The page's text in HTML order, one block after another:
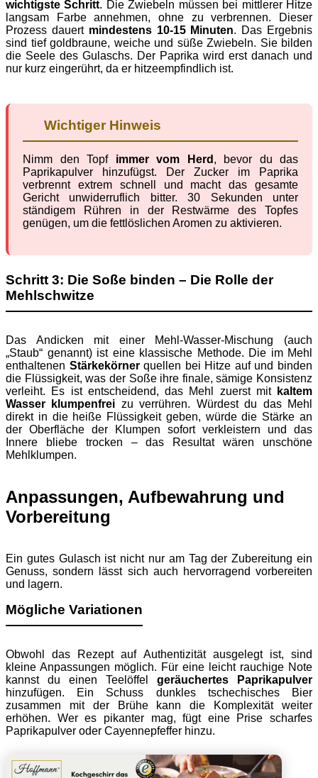
wichtigste Schritt. Die Zwiebeln müssen bei mittlerer Hitze
langsam Farbe annehmen, ohne zu verbrennen. Dieser
Prozess dauert mindestens 10-15 Minuten. Das Ergebnis
sind tief goldbraune, weiche und süße Zwiebeln. Sie bilden
die Seele des Gulaschs. Der Paprika wird erst danach und
nur kurz eingerührt, da er hitzeempfindlich ist.
Wichtiger Hinweis
Nimm den Topf immer vom Herd , bevor du das
Paprikapulver hinzufügst. Der Zucker im Paprika
verbrennt extrem schnell und macht das gesamte
Gericht unwiderruflich bitter. 30 Sekunden unter
ständigem Rühren in der Restwärme des Topfes
genügen, um die fettlöslichen Aromen zu aktivieren.
Schritt 3: Die Soße binden – Die Rolle der
Mehlschwitze
Das Andicken mit einer Mehl-Wasser-Mischung (auch
„Staub“ genannt) ist eine klassische Methode. Die im Mehl
enthaltenen Stärkekörnerquellen bei Hitze auf und binden
die Flüssigkeit, was der Soße ihre finale, sämige Konsistenz
verleiht. Es ist entscheidend, das Mehl zuerst mit kaltem
Wasser klumpenfrei zu verrühren. Würdest du das Mehl
direkt in die heiße Flüssigkeit geben, würde die Stärke an
der Oberfläche der Klumpen sofort verkleistern und das
Innere bliebe trocken – das Resultat wären unschöne
Mehlklumpen.
Anpassungen, Aufbewahrung und
Vorbereitung
Ein gutes Gulasch ist nicht nur am Tag der Zubereitung ein
Genuss, sondern lässt sich auch hervorragend vorbereiten
und lagern.
Mögliche Variationen
Obwohl das Rezept auf Authentizität ausgelegt ist, sind
kleine Anpassungen möglich. Für eine leicht rauchige Note
kannst du einen Teelöffel geräuchertes Paprikapulver
hinzufügen. Ein Schuss dunkles tschechisches Bier
zusammen mit der Brühe kann die Komplexität weiter
erhöhen. Wer es pikanter mag, fügt eine Prise scharfes
Paprikapulver oder Cayennepfeffer hinzu.